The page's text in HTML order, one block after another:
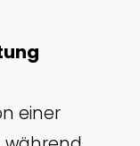
einer